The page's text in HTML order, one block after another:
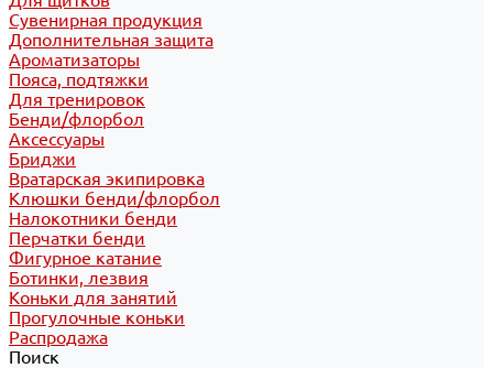
Сувенирная продукция
Дополнительная защита
Ароматизаторы
Пояса, подтяжки
Для тренировок
Бенди/флорбол
Аксессуары
Бриджи
Вратарская экипировка
Клюшки бенди/флорбол
Налокотники бенди
Перчатки бенди
Фигурное катание
Ботинки, лезвия
Коньки для занятий
Прогулочные коньки
Распродажа
Поиск